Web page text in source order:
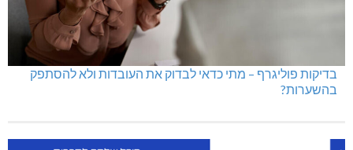
בדיקות פוליגרף – מתי כדאי לבדוק את העובדות ולא להסתפק
בהשערות?